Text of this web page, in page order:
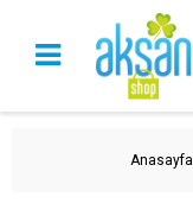
Anasayfa